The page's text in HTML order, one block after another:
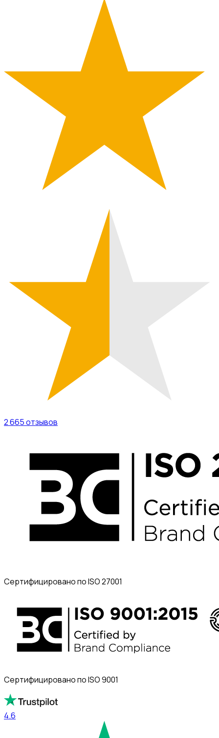
2 665отзывов
Сертифицировано по ISO 27001
Сертифицировано по ISO 9001
4.6